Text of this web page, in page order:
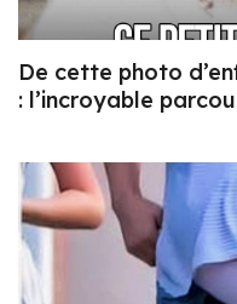
De cette photo
: l’incroyable